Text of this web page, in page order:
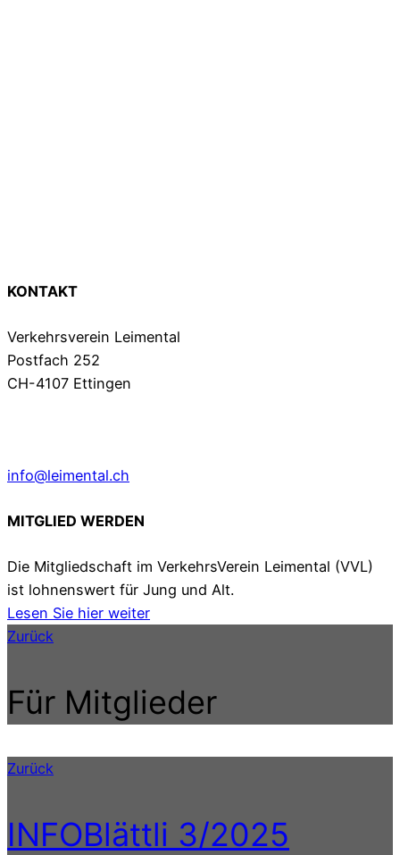
KONTAKT
Verkehrsverein Leimental
Postfach 252
CH-4107 Ettingen
info@leimental.ch
MITGLIED WERDEN
Die Mitgliedschaft im VerkehrsVerein Leimental (VVL)
ist lohnenswert für Jung und Alt.
Lesen Sie hier weiter
Zurück
Für Mitglieder
Zurück
INFOBlättli 3/2025